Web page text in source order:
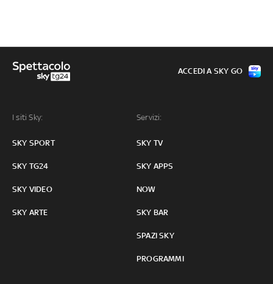
I siti Sky:
SKY SPORT
SKY TG24
SKY VIDEO
SKY ARTE
Servizi:
SKY TV
SKY APPS
NOW
SKY BAR
SPAZI SKY
PROGRAMMI
ACCEDI A SKY GO